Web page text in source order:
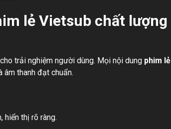
lẻ Vietsub chất lượng
trải nghiệm người dùng. Mọi nội dung phim lẻ
thanh đạt chuẩn.
hiển thị rõ ràng.